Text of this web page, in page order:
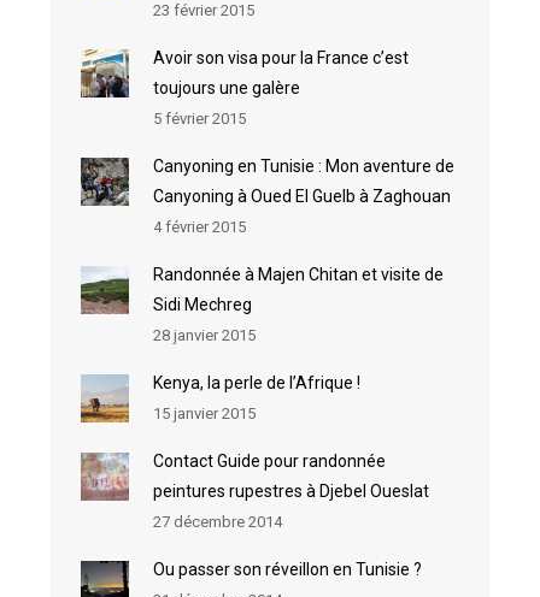
23 février 2015
Avoir son visa pour la France c’est
toujours une galère
5 février 2015
Canyoning en Tunisie : Mon aventure de
Canyoning à Oued El Guelb à Zaghouan
4 février 2015
Randonnée à Majen Chitan et visite de
Sidi Mechreg
28 janvier 2015
Kenya, la perle de l’Afrique !
15 janvier 2015
Contact Guide pour randonnée
peintures rupestres à Djebel Oueslat
27 décembre 2014
Ou passer son réveillon en Tunisie ?